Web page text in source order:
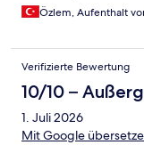
Özlem, Aufenthalt
Verifizierte Bewertung
10/10 –
1. Juli 2026
Mit Google